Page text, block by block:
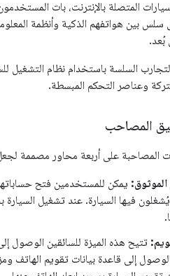
المتصلة بالإنترنت، بات
سلس بين هواتفهم الذكية وأنظمة
السلسة باستخدام نظام التشغيل
وعناصر التحكم المبسطة.
المصاحب
المصاحبة على أربعة محاور مصممة
الموثوق:
فيها السيارة. عند تشغيل
تتيح هذه الميزة للسائقين الوصول
إلى قاعدة بيانات تقويم الهاتف